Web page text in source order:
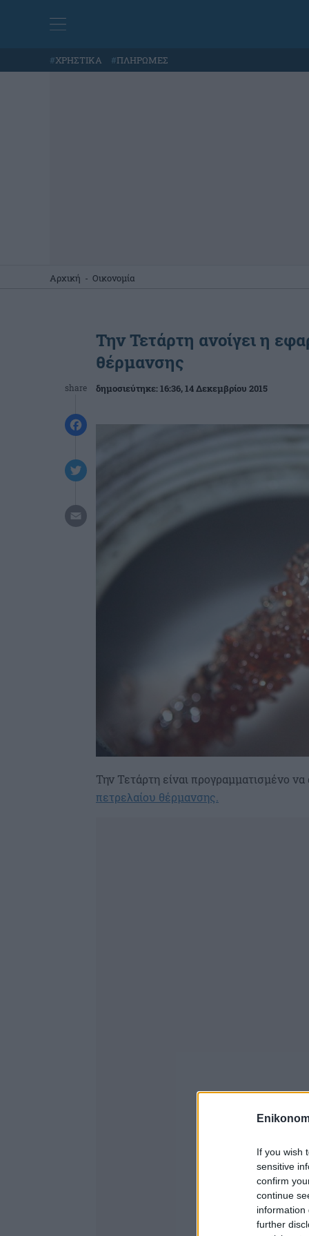
If you wish
sensitive
confirm
continue
information
further
#ΧΡΗΣΤΙΚΑ #ΠΛΗΡΩΜΕΣ
Αρχική - Οικονομία
share
Την Τετάρτη ανοίγει η
θέρμανσης
δημοσιεύτηκε:16:36, 14 Δεκεμβρίου 2015
Την Τετάρτη είναι προγραμματισμένο
πετρελαίου θέρμανσης.